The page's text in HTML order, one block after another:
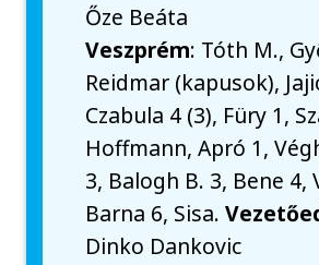
Őze Beáta
Veszprém: Tóth M.,
Reidmar (kapusok),
Czabula 4 (3), Füry 1,
Hoffmann, Apró 1,
3, Balogh B. 3, Bene 4,
Barna 6, Sisa.
Dinko Dankovic